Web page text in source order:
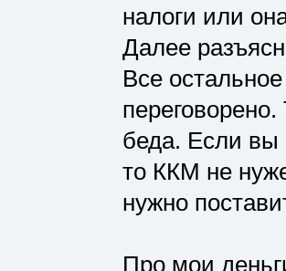
налоги или
Далее
Все
беда. Если вы
то ККМ не
нужно
Про мои